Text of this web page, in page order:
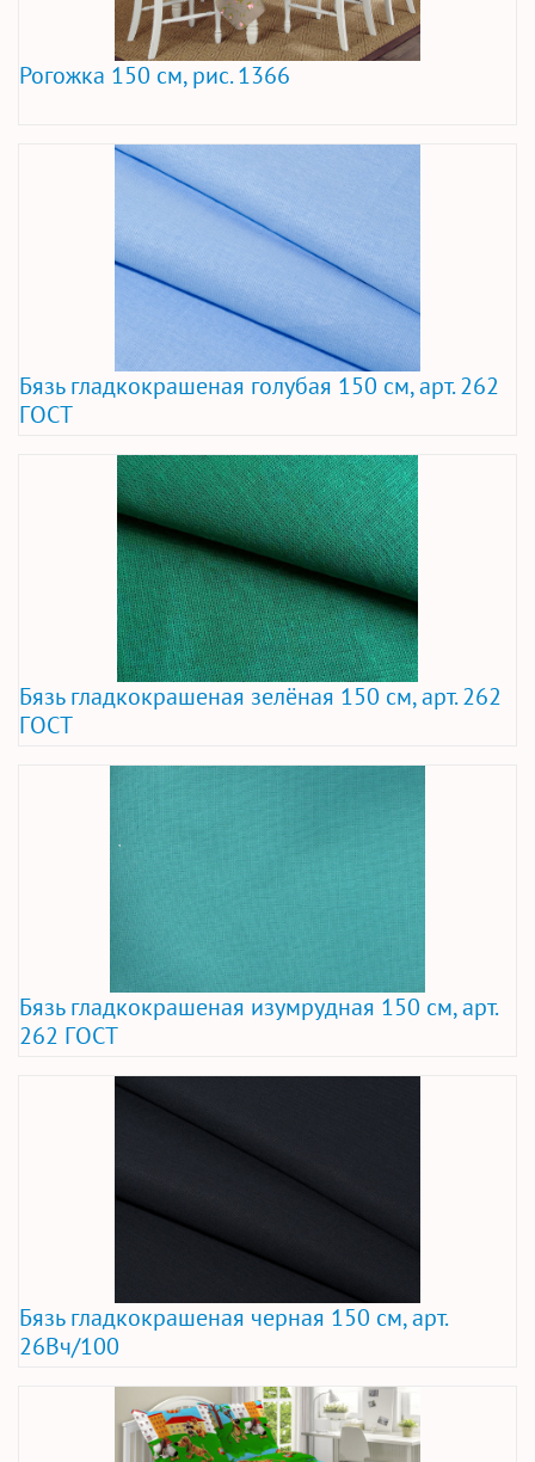
Рогожка 150 см, рис. 1366
Бязь гладкокрашеная голубая 150 см, арт. 262
ГОСТ
Бязь гладкокрашеная зелёная 150 см, арт. 262
ГОСТ
Бязь гладкокрашеная изумрудная 150 см, арт.
262 ГОСТ
Бязь гладкокрашеная черная 150 см, арт.
26Вч/100